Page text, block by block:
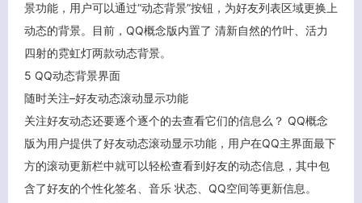
景功能，用户可以通过“动态背景”按钮，为好友列表区域更换上
动态的背景。目前，QQ概念版内置了 清新自然的竹叶、活力
四射的霓虹灯两款动态背景。
5 QQ动态背景界面
随时关注–好友动态滚动显示功能
关注好友动态还要逐个逐个的去查看它们的信息么？ QQ概念
版为用户提供了好友动态滚动显示功能，用户在QQ主界面最下
方的滚动更新栏中就可以轻松查看到好友的动态信息，其中包
含了好友的个性化签名、音乐 状态、QQ空间等更新信息。